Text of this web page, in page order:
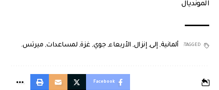
المونديال
TAGGED: ألمانية,إلى,إنزال, الأربعاء,جوي, غزة, لمساعدات, ميرتس.
Facebook